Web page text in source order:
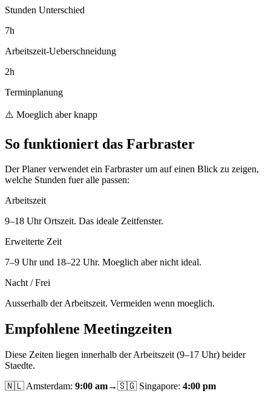
Stunden Unterschied
7h
Arbeitszeit-Ueberschneidung
2h
Terminplanung
⚠️ Moeglich aber knapp
So funktioniert das Farbraster
Der Planer verwendet ein Farbraster um auf einen Blick zu zeigen,
welche Stunden fuer alle passen:
Arbeitszeit
9–18 Uhr Ortszeit. Das ideale Zeitfenster.
Erweiterte Zeit
7–9 Uhr und 18–22 Uhr. Moeglich aber nicht ideal.
Nacht / Frei
Ausserhalb der Arbeitszeit. Vermeiden wenn moeglich.
Empfohlene Meetingzeiten
Diese Zeiten liegen innerhalb der Arbeitszeit (9–17 Uhr) beider
Staedte.
🇳🇱 Amsterdam: 9:00 am→🇸🇬 Singapore: 4:00 pm